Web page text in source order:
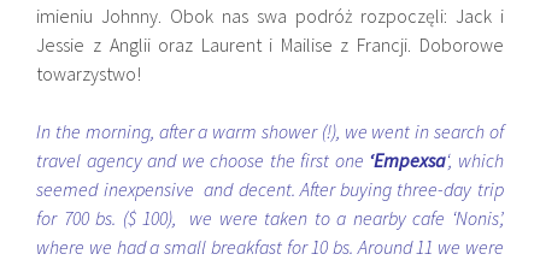
imieniu Johnny. Obok nas swa podróż rozpoczęli: Jack i
Jessie z Anglii oraz Laurent i Mailise z Francji. Doborowe
towarzystwo!
In the morning, after a warm shower (!), we went in search of
travel agency and we choose the first one ‘Empexsa‘, which
seemed inexpensive and decent. After buying three-day trip
for 700 bs. ($ 100), we were taken to a nearby cafe ‘Nonis’,
where we had a small breakfast for 10 bs. Around 11 we were